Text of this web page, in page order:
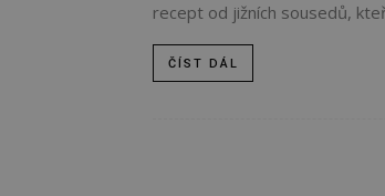
recept od jižních sousedů,
ČÍST DÁL